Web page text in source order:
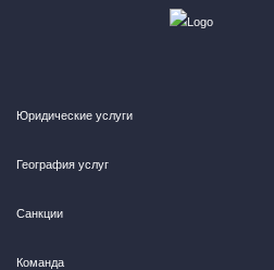
Юридические услуги
География услуг
Санкции
Команда